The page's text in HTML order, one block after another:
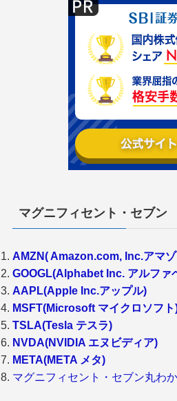
マグニフィセント・セブン
AMZN( Amazon.com, Inc.アマ
GOOGL(Alphabet Inc. アルファ
AAPL(Apple Inc.アップル)
MSFT(Microsoft マイクロソフト
TSLA(Tesla テスラ)
NVDA(NVIDIA エヌビディア)
META(META メタ)
マグニフィセント・セブン丸わ